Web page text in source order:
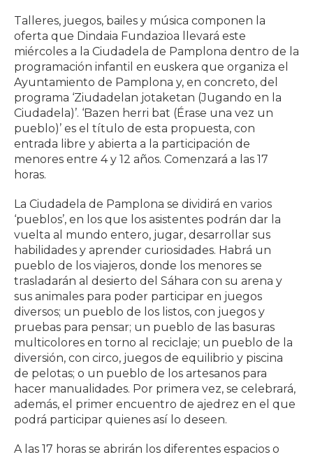
Talleres, juegos, bailes y música componen la
oferta que Dindaia Fundazioa llevará este
miércoles a la Ciudadela de Pamplona dentro de la
programación infantil en euskera que organiza el
Ayuntamiento de Pamplona y, en concreto, del
programa ‘Ziudadelan jotaketan (Jugando en la
Ciudadela)’. ‘Bazen herri bat (Érase una vez un
pueblo)’ es el título de esta propuesta, con
entrada libre y abierta a la participación de
menores entre 4 y 12 años. Comenzará a las 17
horas.
La Ciudadela de Pamplona se dividirá en varios
‘pueblos’, en los que los asistentes podrán dar la
vuelta al mundo entero, jugar, desarrollar sus
habilidades y aprender curiosidades. Habrá un
pueblo de los viajeros, donde los menores se
trasladarán al desierto del Sáhara con su arena y
sus animales para poder participar en juegos
diversos; un pueblo de los listos, con juegos y
pruebas para pensar; un pueblo de las basuras
multicolores en torno al reciclaje; un pueblo de la
diversión, con circo, juegos de equilibrio y piscina
de pelotas; o un pueblo de los artesanos para
hacer manualidades. Por primera vez, se celebrará,
además, el primer encuentro de ajedrez en el que
podrá participar quienes así lo deseen.
A las 17 horas se abrirán los diferentes espacios o